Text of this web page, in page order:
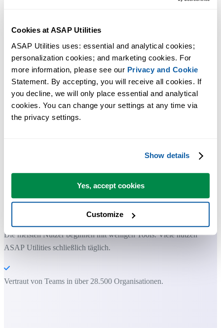
Cookies at ASAP Utilities
ASAP Utilities uses: essential and analytical cookies;
personalization cookies; and marketing cookies. For
more information, please see our Privacy and Cookie
Statement. By accepting, you will receive all cookies. If
you decline, we will only place essential and analytical
cookies. You can change your settings at any time via
the privacy settings.
Show details
Yes, accept cookies
Customize
Praktische Tools, die viele Excel-Nutzer in Excel vermissen.
ASAP Utilities hilft Ihnen, Zeit zu sparen und Dinge zu tun, die mit
Sie können sofort loslegen. Keine Schulung erforderlich.
Die meisten Nutzer beginnen mit wenigen Tools. Viele nutzen
ASAP Utilities schließlich täglich.
Vertraut von Teams in über 28.500 Organisationen.